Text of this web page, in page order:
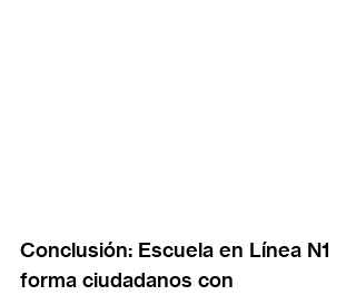
Conclusión: Escuela en Línea N1
forma ciudadanos con